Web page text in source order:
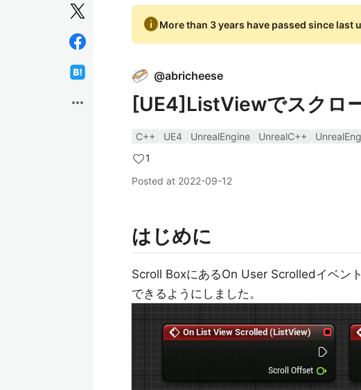
more_horiz
infoMore than 3 years have passed since last
@abricheese
[UE4]ListViewでスクロ
C++ UE4 UnrealEngine UnrealC++
1
Posted at 2022-09-12
はじめに
Scroll BoxにあるOn User Scrolledイベン
できるようにしました。